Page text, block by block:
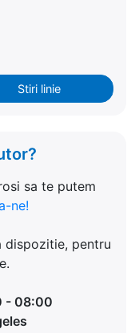
Stiri linie
sa te putem
ne!
dispozitie, pentru
- 08:00